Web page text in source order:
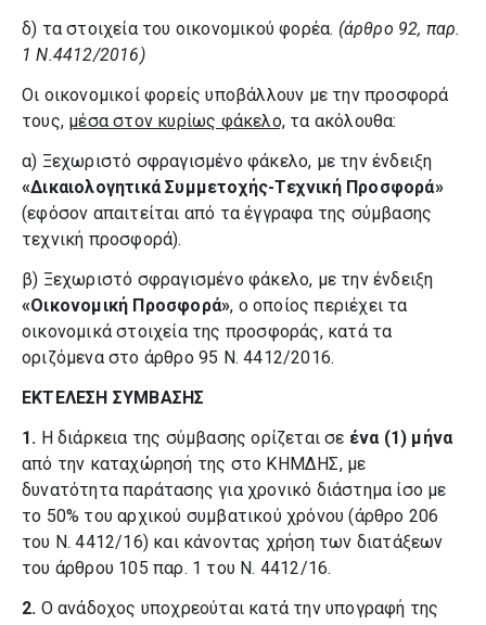
δ) τα στοιχεία του οικονομικού φορέα. (άρθρο 92, παρ.
1 Ν.4412/2016)
Οι οικονομικοί φορείς υποβάλλουν με την προσφορά
τους, μέσα στον κυρίως φάκελο, τα ακόλουθα:
α) Ξεχωριστό σφραγισμένο φάκελο, με την ένδειξη
«Δικαιολογητικά Συμμετοχής-Τεχνική Προσφορά»
(εφόσον απαιτείται από τα έγγραφα της σύμβασης
τεχνική προσφορά).
β) Ξεχωριστό σφραγισμένο φάκελο, με την ένδειξη
«Οικονομική Προσφορά», ο οποίος περιέχει τα
οικονομικά στοιχεία της προσφοράς, κατά τα
οριζόμενα στο άρθρο 95 Ν. 4412/2016.
ΕΚΤΕΛΕΣΗ ΣΥΜΒΑΣΗΣ
1. Η διάρκεια της σύμβασης ορίζεται σε ένα (1) μήνα
από την καταχώρησή της στο ΚΗΜΔΗΣ, με
δυνατότητα παράτασης για χρονικό διάστημα ίσο με
το 50% του αρχικού συμβατικού χρόνου (άρθρο 206
του Ν. 4412/16) και κάνοντας χρήση των διατάξεων
του άρθρου 105 παρ. 1 του Ν. 4412/16.
2. Ο ανάδοχος υποχρεούται κατά την υπογραφή της